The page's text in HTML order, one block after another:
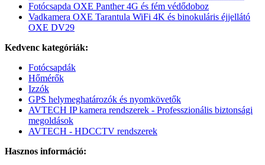
Fotócsapda OXE Panther 4G és fém védődoboz
Vadkamera OXE Tarantula WiFi 4K és binokuláris éjjellátó
OXE DV29
Kedvenc kategóriák:
Fotócsapdák
Hőmérők
Izzók
GPS helymeghatározók és nyomkövetők
AVTECH IP kamera rendszerek - Professzionális biztonsági
megoldások
AVTECH - HDCCTV rendszerek
Hasznos információ: